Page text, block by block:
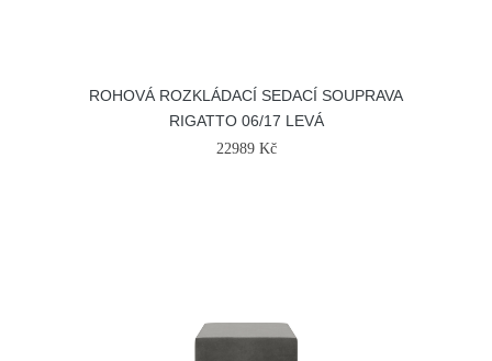
ROHOVÁ ROZKLÁDACÍ SEDACÍ SOUPRAVA
RIGATTO 06/17 LEVÁ
22989 Kč